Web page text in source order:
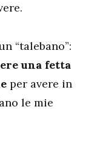
“talebano”:
una fetta
per avere in
le mie